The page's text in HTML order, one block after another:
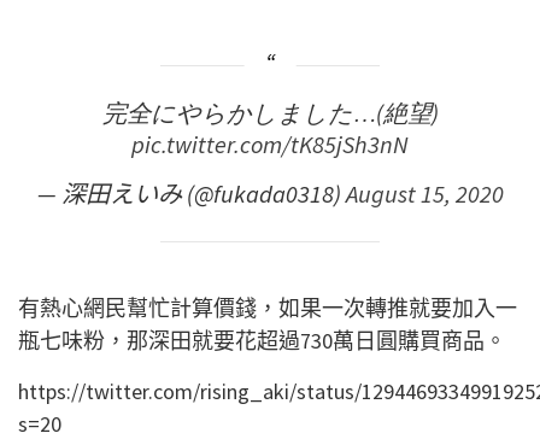
完全にやらかしました…(絶望)
pic.twitter.com/tK85jSh3nN
— 深田えいみ (@fukada0318)August 15, 2020
有熱心網民幫忙計算價錢，如果一次轉推就要加入一
瓶七味粉，那深田就要花超過730萬日圓購買商品。
https://twitter.com/rising_aki/status/
s=20